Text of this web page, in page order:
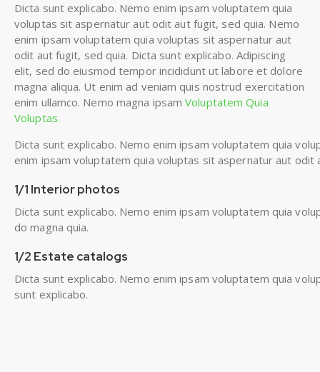
Dicta sunt explicabo. Nemo enim ipsam voluptatem quia
voluptas sit aspernatur aut odit aut fugit, sed quia. Nemo
enim ipsam voluptatem quia voluptas sit aspernatur aut
odit aut fugit, sed quia. Dicta sunt explicabo. Adipiscing
elit, sed do eiusmod tempor incididunt ut labore et dolore
magna aliqua. Ut enim ad veniam quis nostrud exercitation
enim ullamco. Nemo magna ipsamVoluptatem Quia
Voluptas.
Dicta sunt explicabo. Nemo enim ipsam voluptatem quia
enim ipsam voluptatem quia voluptas sit aspernatur aut odit
1/1 Interior photos
Dicta sunt explicabo. Nemo enim ipsam voluptatem quia
do magna quia.
1/2 Estate catalogs
Dicta sunt explicabo. Nemo enim ipsam voluptatem quia
sunt explicabo.